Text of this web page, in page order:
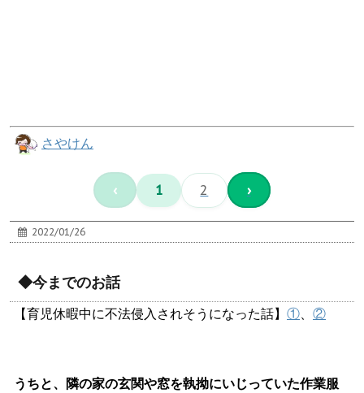
さやけん
‹ 1 2 ›
2022/01/26
◆今までのお話
【育児休暇中に不法侵入されそうになった話】 ①、 ②
うちと、隣の家の玄関や窓を執拗にいじっていた作業服